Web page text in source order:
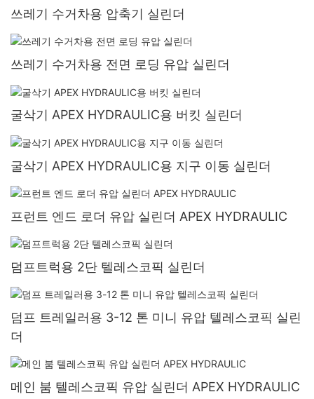
쓰레기 수거차용 압축기 실린더
쓰레기 수거차용 전면 로딩 유압 실린더
굴삭기 APEX HYDRAULIC용 버킷 실린더
굴삭기 APEX HYDRAULIC용 지구 이동 실린더
프런트 엔드 로더 유압 실린더 APEX HYDRAULIC
덤프트럭용 2단 텔레스코픽 실린더
덤프 트레일러용 3-12 톤 미니 유압 텔레스코픽 실린
더
메인 붐 텔레스코픽 유압 실린더 APEX HYDRAULIC